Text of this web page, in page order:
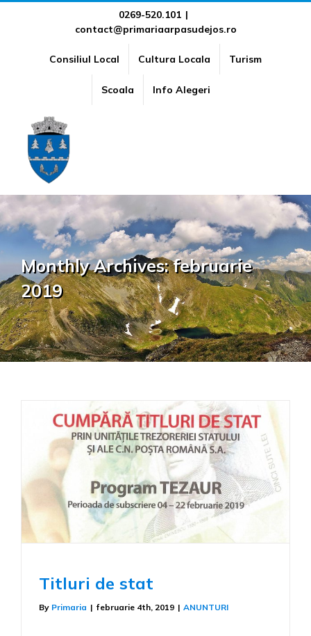
0269-520.101 |
contact@primariaarpasudejos.ro
Consiliul Local Cultura Locala Turism
Scoala Info Alegeri
Monthly Archives:februarie
2019
Titluri de stat
By Primaria | februarie 4th, 2019 | ANUNTURI